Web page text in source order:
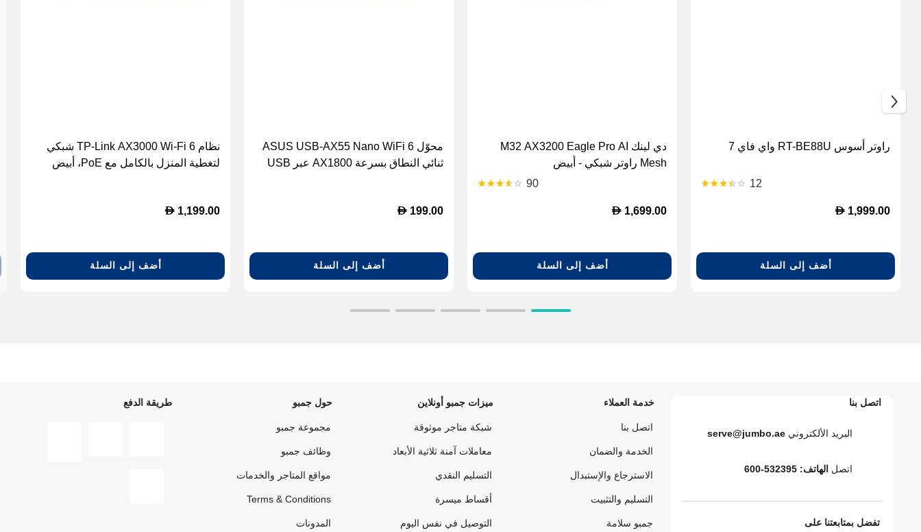
راوتر أسوس RT-BE88U واي فاي 7
12
D 1,999.00
أضف إلى السلة
دي لينك M32 AX3200 Eagle Pro AI
Mesh راوتر شبكي - أبيض
90
D 1,699.00
أضف إلى السلة
محوّل ASUS USB-AX55 Nano WiFi 6
ثنائي النطاق بسرعة AX1800 عبر USB
D 199.00
أضف إلى السلة
نظام TP-Link AX3000 Wi-Fi 6 شبكي
لتغطية المنزل بالكامل مع PoE، أبيض
D 1,199.00
أضف إلى السلة
اتصل بنا
البريد الألكتروني serve@jumbo.ae
اتصلالهاتف: 532395-600
تفضل بمتابعتنا على
خدمة العملاء
اتصل بنا
الخدمة والضمان
الاسترجاع والإستبدال
التسليم والتثبيت
جمبو سلامة
ميزات جمبو أونلاين
شبكة متاجر موثوقة
معاملات آمنة ثلاثية الأبعاد
التسليم النقدي
أقساط ميسرة
التوصيل في نفس اليوم
حول جمبو
مجموعة جمبو
وظائف جمبو
مواقع المتاجر والخدمات
Terms & Conditions
المدونات
طريقة الدفع